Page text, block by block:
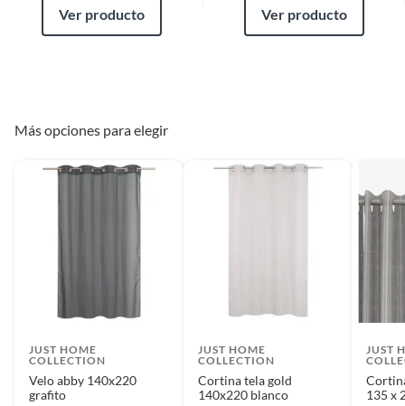
Ver producto Ver producto
Más opciones para elegir
JUST HOME
COLLECTION
Velo abby 140x220
grafito
JUST HOME
COLLECTION
Cortina tela gold
140x220 blanco
JUST
135 x